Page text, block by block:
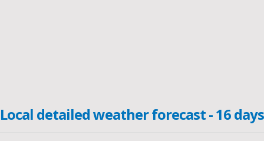
Local detailed weather forecast - 16 days